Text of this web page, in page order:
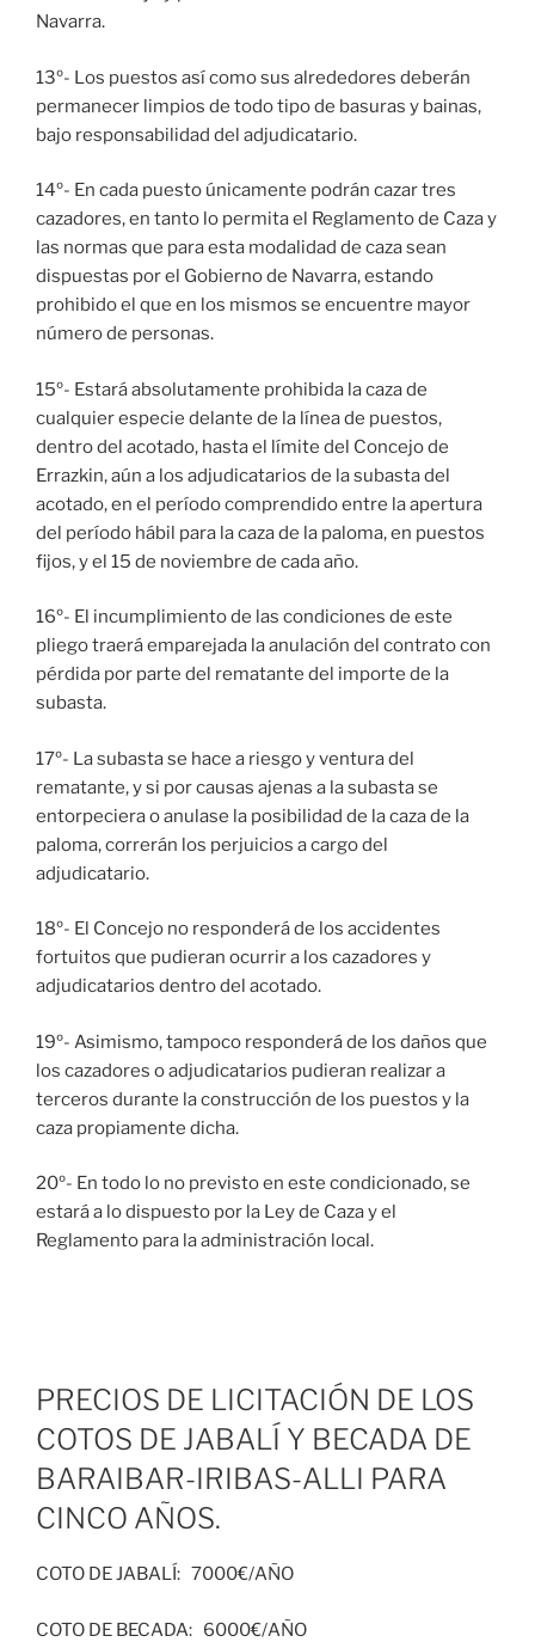
Navarra.
13º- Los puestos así como sus alrededores deberán
permanecer limpios de todo tipo de basuras y bainas,
bajo responsabilidad del adjudicatario.
14º- En cada puesto únicamente podrán cazar tres
cazadores, en tanto lo permita el Reglamento de Caza y
las normas que para esta modalidad de caza sean
dispuestas por el Gobierno de Navarra, estando
prohibido el que en los mismos se encuentre mayor
número de personas.
15º- Estará absolutamente prohibida la caza de
cualquier especie delante de la línea de puestos,
dentro del acotado, hasta el límite del Concejo de
Errazkin, aún a los adjudicatarios de la subasta del
acotado, en el período comprendido entre la apertura
del período hábil para la caza de la paloma, en puestos
fijos, y el 15 de noviembre de cada año.
16º- El incumplimiento de las condiciones de este
pliego traerá emparejada la anulación del contrato con
pérdida por parte del rematante del importe de la
subasta.
17º- La subasta se hace a riesgo y ventura del
rematante, y si por causas ajenas a la subasta se
entorpeciera o anulase la posibilidad de la caza de la
paloma, correrán los perjuicios a cargo del
adjudicatario.
18º- El Concejo no responderá de los accidentes
fortuitos que pudieran ocurrir a los cazadores y
adjudicatarios dentro del acotado.
19º- Asimismo, tampoco responderá de los daños que
los cazadores o adjudicatarios pudieran realizar a
terceros durante la construcción de los puestos y la
caza propiamente dicha.
20º- En todo lo no previsto en este condicionado, se
estará a lo dispuesto por la Ley de Caza y el
Reglamento para la administración local.
PRECIOS DE LICITACIÓN DE LOS
COTOS DE JABALÍ Y BECADA DE
BARAIBAR-IRIBAS-ALLI PARA
CINCO AÑOS.
COTO DE JABALÍ: 7000€/AÑO
COTO DE BECADA: 6000€/AÑO